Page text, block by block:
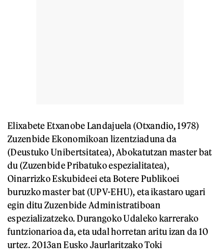
Elixabete Etxanobe Landajuela (Otxandio, 1978)
Zuzenbide Ekonomikoan lizentziaduna da
(Deustuko Unibertsitatea), Abokatutzan master bat
du (Zuzenbide Pribatuko espezialitatea),
Oinarrizko Eskubideei eta Botere Publikoei
buruzko master bat (UPV-EHU), eta ikastaro ugari
egin ditu Zuzenbide Administratiboan
espezializatzeko. Durangoko Udaleko karrerako
funtzionarioa da, eta udal horretan aritu izan da 10
urtez. 2013an Eusko Jaurlaritzako Toki